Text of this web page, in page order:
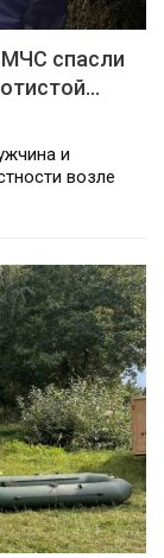
МЧС спасли
и
возле